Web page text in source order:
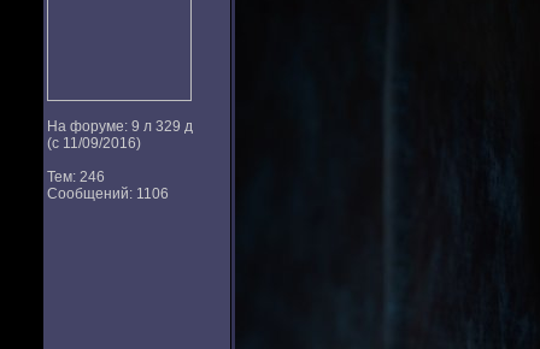
На форуме: 9 л 329 д
(с 11/09/2016)
Тем: 246
Сообщений: 1106